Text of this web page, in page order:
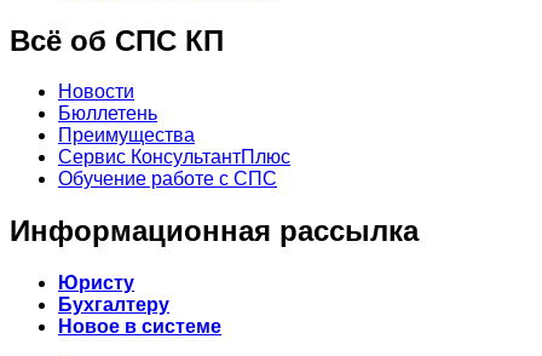
Всё об СПС КП
Новости
Бюллетень
Преимущества
Сервис КонсультантПлюс
Обучение работе с СПС
Информационная рассылка
Юристу
Бухгалтеру
Новое в системе